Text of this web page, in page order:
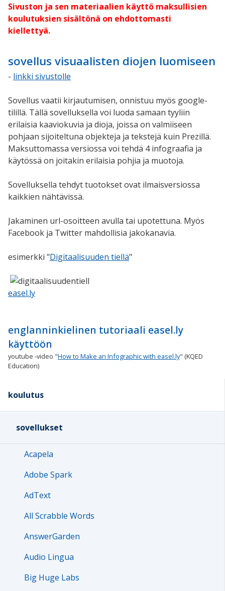
Sivuston ja sen materiaalien käyttö maksullisien
koulutuksien sisältönä on ehdottomasti
kiellettyä.
sovellus visuaalisten diojen luomiseen
- linkki sivustolle
Sovellus vaatii kirjautumisen, onnistuu myös google-
tilillä. Tällä sovelluksella voi luoda samaan tyyliin
erilaisia kaaviokuvia ja dioja, joissa on valmiiseen
pohjaan sijoiteltuna objekteja ja tekstejä kuin Prezillä.
Maksuttomassa versiossa voi tehdä 4 infograafia ja
käytössä on joitakin erilaisia pohjia ja muotoja.
Sovelluksella tehdyt tuotokset ovat ilmaisversiossa
kaikkien nähtävissä.
Jakaminen url-osoitteen avulla tai upotettuna. Myös
Facebook ja Twitter mahdollisia jakokanavia.
esimerkki "Digitaalisuuden tiellä"
easel.ly
englanninkielinen tutoriaali easel.ly
käyttöön
youtube -video "How to Make an Infographic with easel.ly" (KQED
Education)
koulutus
sovellukset
Acapela
Adobe Spark
AdText
All Scrabble Words
AnswerGarden
Audio Lingua
Big Huge Labs